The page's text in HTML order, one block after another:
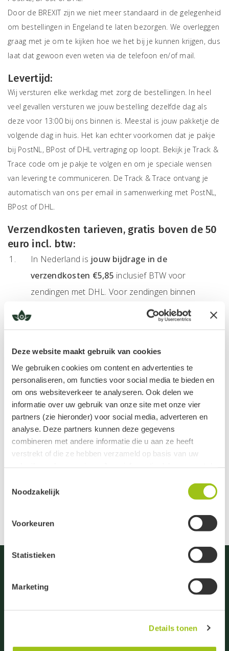
Deze website maakt gebruik van cookies
We gebruiken cookies om content en advertenties te
personaliseren, om functies voor social media te bieden en
om ons websiteverkeer te analyseren. Ook delen we
informatie over uw gebruik van onze site met onze vier
partners (zie hieronder) voor social media, adverteren en
analyse. Deze partners kunnen deze gegevens
combineren met andere informatie die u aan ze heeft
verstrekt of die ze hebben verzameld op basis van uw
Clerk
Je kunt jouw toestemming ten alle tijden intrekken via de
Noodzakelijk
Voorkeuren
Statistieken
Marketing
Details tonen
Door de BREXIT zijn we niet meer standaard in de gelegenheid
om bestellingen in Engeland te laten bezorgen. We overleggen
graag met je om te kijken hoe we het bij je kunnen krijgen, dus
laat dat gewoon even weten via de telefoon en/of mail.
Levertijd:
Wij versturen elke werkdag met zorg de bestellingen. In heel
veel gevallen versturen we jouw bestelling dezelfde dag als
deze voor 13:00 bij ons binnen is. Meestal is jouw pakketje de
volgende dag in huis. Het kan echter voorkomen dat je pakje
bij PostNL, BPost of DHL vertraging op loopt. Bekijk je Track &
Trace code om je pakje te volgen en om je speciale wensen
van levering te communiceren. De Track & Trace ontvang je
automatisch van ons per email in samenwerking met PostNL,
BPost of DHL.
Verzendkosten tarieven, gratis boven de 50
euro incl. btw:
In Nederland is jouw bijdrage in de
verzendkosten €5,85 inclusief BTW voor
zendingen met DHL. Voor zendingen binnen
Nederland met PostNL vragen we €5,95 inclusief
bijdrage aan verzendkosten van €6,95 inclusief
BTW. We versturen je pakketje met Bpost. Je kan
tevens kiezen voor ophaalpunten.
Voor de overige landen hanteren we de werkelijke
verzendkosten. Neem contact op voor meer
informatie.
Voor de volledigheid merken we op dat wij verplicht zijn om